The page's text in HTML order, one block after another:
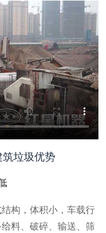
垃圾优势
构，体积小，车载行
料、破碎、输送、筛